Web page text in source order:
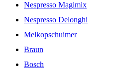
Nespresso Magimix
Nespresso Delonghi
Melkopschuimer
Braun
Bosch